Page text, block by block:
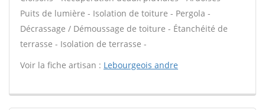
Puits de lumière - Isolation de toiture - Pergola -
Décrassage / Démoussage de toiture - Étanchéité de
terrasse - Isolation de terrasse -
Voir la fiche artisan : Lebourgeois andre